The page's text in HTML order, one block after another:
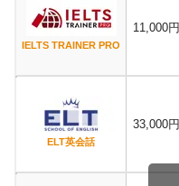
IELTS TRAINER PRO
11,000円
ELT英会話
33,000円